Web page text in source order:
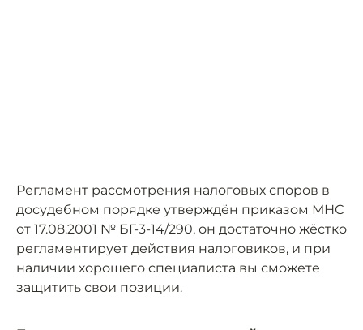
Регламент рассмотрения налоговых споров в
досудебном порядке утверждён приказом МНС
от 17.08.2001 № БГ-3-14/290, он достаточно жёстко
регламентирует действия налоговиков, и при
наличии хорошего специалиста вы сможете
защитить свои позиции.